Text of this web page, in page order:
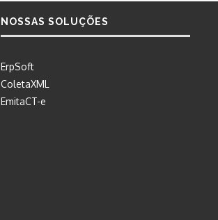
NOSSAS SOLUÇÕES
ErpSoft
ColetaXML
EmitaCT-e